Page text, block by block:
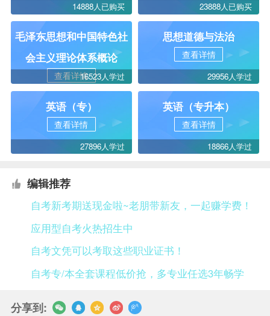
14888人已购买 23888人已购买
毛泽东思想和中国特色社
会主义理论体系概论
查看详情16523人学过
思想道德与法治
查看详情
29956人学过
英语（专）
查看详情
27896人学过
英语（专升本）
查看详情
18866人学过
编辑推荐
自考新考期送现金啦~老朋带新友，一起赚学费！
应用型自考火热招生中
自考文凭可以考取这些职业证书！
自考专/本全套课程低价抢，多专业任选3年畅学
分享到: